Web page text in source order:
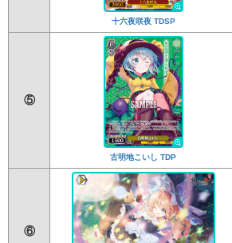
十六夜咲夜 TDSP
⑤
古明地こいし TDP
⑥